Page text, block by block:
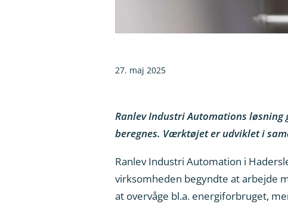
27. maj 2025
Ranlev Industri Automations
beregnes. Værktøjet er udviklet i
Ranlev Industri Automation i
virksomheden begyndte at arbejde
at overvåge bl.a. energiforbruget,